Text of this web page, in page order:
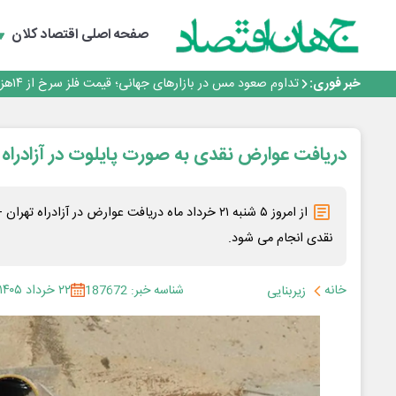
صفحه اصلیاقتصاد کلان
خبر فوری:
افتتاح بزرگ‌ترین و مجهزترین آموزشگاه فنی وحرفه ای
تداوم صعود مس در بازارهای جهانی؛ قیمت فلز سرخ از ۱۴هزار دلار در هر تن عبور کرد
فولاد در تله قیمت‌گذاری دستوری
فولاد مبارکه اصفهان
افتتاح بزرگ‌ترین و مجهزترین آموزشگاه فنی وحرفه ای
گفتگو با کاوه معلمی، مدیر حسابداری مدیریت فولادسنگان
فولاد در تله قیمت‌گذاری دستوری
دریافت عوارض نقدی به صورت پایلوت در
از امروز ۵ شنبه ۲۱ خرداد ماه دریافت عوارض در
نقدی انجام می شود.
خانه زیربنایی شناسه خبر: 187672 ۲۲ خرداد ۱۴۰۵